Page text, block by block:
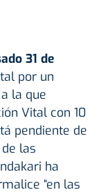
31 de
por un
a la que
Vital con 10
pendiente de
las
ha
“en las